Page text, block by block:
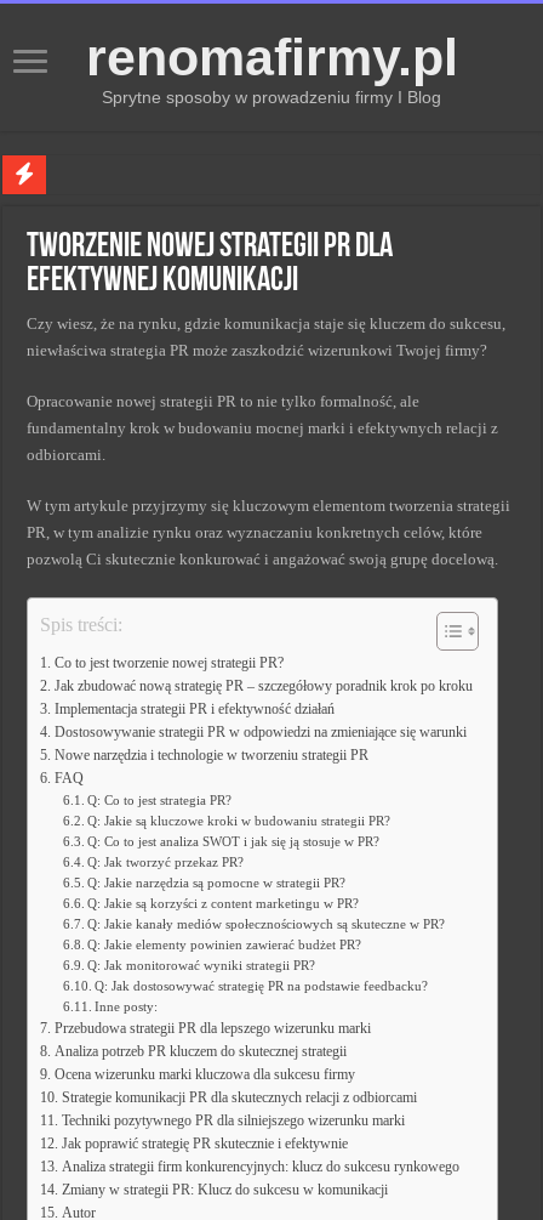
renomafirmy.pl
Sprytne sposoby w prowadzeniu firmy I Blog
Kiedy zmieniać strategię PR dla lepszych wyników
Monitorowanie wizerunku w sieci kluczem do sukcesu
Kryzys a zmiana strategii PR w skutecznym zarządzaniu
Tworzenie nowej strategii PR dla
efektywnej komunikacji
Czy wiesz, że na rynku, gdzie komunikacja staje się kluczem do sukcesu,
niewłaściwa strategia PR może zaszkodzić wizerunkowi Twojej firmy?
Opracowanie nowej strategii PR to nie tylko formalność, ale
fundamentalny krok w budowaniu mocnej marki i efektywnych relacji z
odbiorcami.
W tym artykule przyjrzymy się kluczowym elementom tworzenia strategii
PR, w tym analizie rynku oraz wyznaczaniu konkretnych celów, które
pozwolą Ci skutecznie konkurować i angażować swoją grupę docelową.
Spis treści:
Co to jest tworzenie nowej strategii PR?
Jak zbudować nową strategię PR – szczegółowy poradnik krok po kroku
Implementacja strategii PR i efektywność działań
Dostosowywanie strategii PR w odpowiedzi na zmieniające się warunki
Nowe narzędzia i technologie w tworzeniu strategii PR
FAQ
Q: Co to jest strategia PR?
Q: Jakie są kluczowe kroki w budowaniu strategii PR?
Q: Co to jest analiza SWOT i jak się ją stosuje w PR?
Q: Jak tworzyć przekaz PR?
Q: Jakie narzędzia są pomocne w strategii PR?
Q: Jakie są korzyści z content marketingu w PR?
Q: Jakie kanały mediów społecznościowych są skuteczne w PR?
Q: Jakie elementy powinien zawierać budżet PR?
Q: Jak monitorować wyniki strategii PR?
Q: Jak dostosowywać strategię PR na podstawie feedbacku?
Inne posty:
Przebudowa strategii PR dla lepszego wizerunku marki
Analiza potrzeb PR kluczem do skutecznej strategii
Ocena wizerunku marki kluczowa dla sukcesu firmy
Strategie komunikacji PR dla skutecznych relacji z odbiorcami
Techniki pozytywnego PR dla silniejszego wizerunku marki
Jak poprawić strategię PR skutecznie i efektywnie
Analiza strategii firm konkurencyjnych: klucz do sukcesu rynkowego
Zmiany w strategii PR: Klucz do sukcesu w komunikacji
Autor